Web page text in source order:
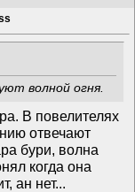
волной огня.
В повелителях
отвечают
бури, волна
когда она
ан нет...